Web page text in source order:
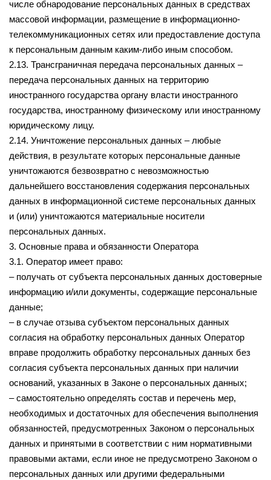
числе обнародование персональных данных в средствах
массовой информации, размещение в информационно-
телекоммуникационных сетях или предоставление доступа
к персональным данным каким-либо иным способом.
2.13. Трансграничная передача персональных данных –
передача персональных данных на территорию
иностранного государства органу власти иностранного
государства, иностранному физическому или иностранному
юридическому лицу.
2.14. Уничтожение персональных данных – любые
действия, в результате которых персональные данные
уничтожаются безвозвратно с невозможностью
дальнейшего восстановления содержания персональных
данных в информационной системе персональных данных
и (или) уничтожаются материальные носители
персональных данных.
3. Основные права и обязанности Оператора
3.1. Оператор имеет право:
– получать от субъекта персональных данных достоверные
информацию и/или документы, содержащие персональные
данные;
– в случае отзыва субъектом персональных данных
согласия на обработку персональных данных Оператор
вправе продолжить обработку персональных данных без
согласия субъекта персональных данных при наличии
оснований, указанных в Законе о персональных данных;
– самостоятельно определять состав и перечень мер,
необходимых и достаточных для обеспечения выполнения
обязанностей, предусмотренных Законом о персональных
данных и принятыми в соответствии с ним нормативными
правовыми актами, если иное не предусмотрено Законом о
персональных данных или другими федеральными